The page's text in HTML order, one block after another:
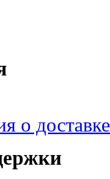
о доставке